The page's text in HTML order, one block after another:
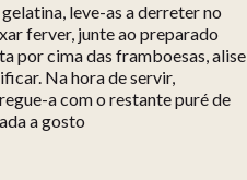
leve-as a derreter no
ferver, junte ao preparado
por cima das framboesas,
Na hora de servir,
a com o restante puré de
a gosto